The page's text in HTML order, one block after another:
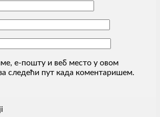
е-пошту и веб место у овом
следећи пут када коментаришем.